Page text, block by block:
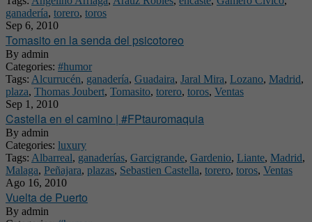
ganadería, torero, toros
Sep 6, 2010
Tomasito en la senda del psicotoreo
By admin
Categories: #humor
Tags: Alcurrucén, ganadería, Guadaira, Jaral Mira, Lozano, Madrid,
plaza, Thomas Joubert, Tomasito, torero, toros, Ventas
Sep 1, 2010
Castella en el camino | #FPtauromaquia
By admin
Categories: luxury
Tags: Albarreal, ganaderías, Garcigrande, Gardenio, Liante, Madrid,
Malaga, Peñajara, plazas, Sebastien Castella, torero, toros, Ventas
Ago 16, 2010
Vuelta de Puerto
By admin